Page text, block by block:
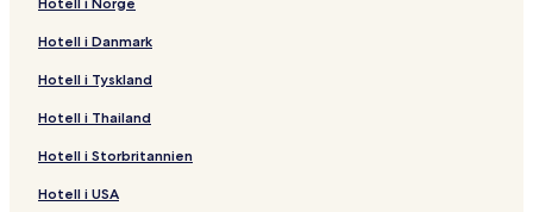
Hotell i Danmark
Hotell i Tyskland
Hotell i Thailand
Hotell i Storbritannien
Hotell i USA